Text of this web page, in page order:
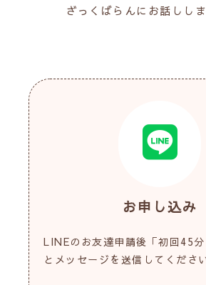
ざっくばらんにお話ししま
お申し込み
LINEのお友達申請後「初回45分
とメッセージを送信してください